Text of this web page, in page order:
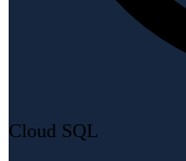
Cloud SQL